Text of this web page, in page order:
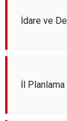
İdare ve
İl